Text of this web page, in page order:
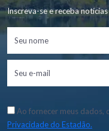
Inscreva-se e receba
Ao fornecer meus dados,
Privacidade do Estadão.